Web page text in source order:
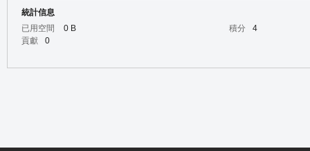
統計信息
已用空間
0 B 積分
4
貢獻
0